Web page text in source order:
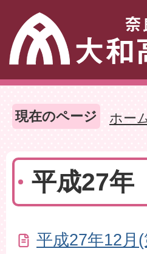
現在のページ ホー
平成27年
平成27年12月